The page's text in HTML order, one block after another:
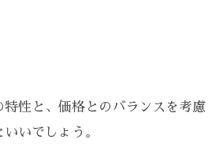
特性と、価格とのバランスを考慮
いでしょう。